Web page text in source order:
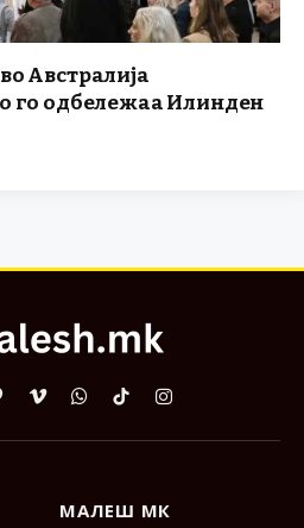
Австралија
го одбележаа Илинден
VimeoWhatsApp
TikTokInstagram
МАЛЕШ МК